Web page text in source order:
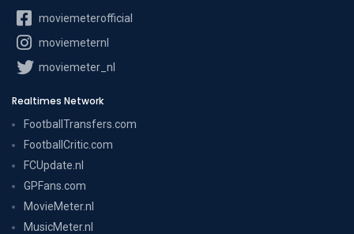
moviemeterofficial
moviemeternl
moviemeter_nl
Realtimes Network
FootballTransfers.com
FootballCritic.com
FCUpdate.nl
GPFans.com
MovieMeter.nl
MusicMeter.nl